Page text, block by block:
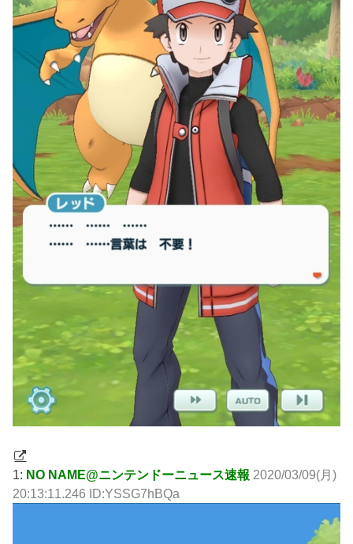
1: NO NAME@ニンテンドーニュース速報 2020/03/09(月)
20:13:11.246 ID:YSSG7hBQa